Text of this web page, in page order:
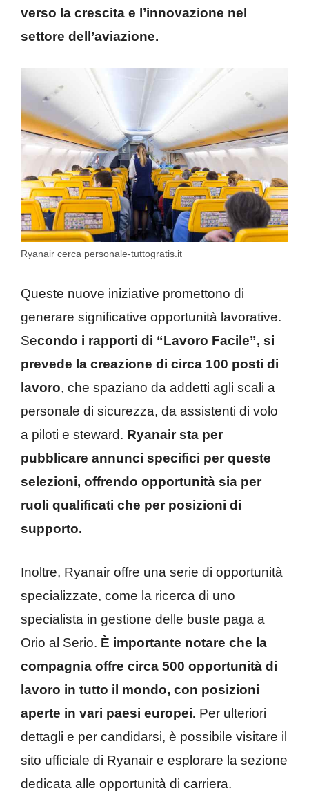
verso la crescita e l’innovazione nel
settore dell’aviazione.
Ryanair cerca personale-tuttogratis.it
Queste nuove iniziative promettono di
generare significative opportunità lavorative.
Secondo i rapporti di “Lavoro Facile”, si
prevede la creazione di circa 100 posti di
lavoro, che spaziano da addetti agli scali a
personale di sicurezza, da assistenti di volo
a piloti e steward. Ryanair sta per
pubblicare annunci specifici per queste
selezioni, offrendo opportunità sia per
ruoli qualificati che per posizioni di
supporto.
Inoltre, Ryanair offre una serie di opportunità
specializzate, come la ricerca di uno
specialista in gestione delle buste paga a
Orio al Serio. È importante notare che la
compagnia offre circa 500 opportunità di
lavoro in tutto il mondo, con posizioni
aperte in vari paesi europei. Per ulteriori
dettagli e per candidarsi, è possibile visitare il
sito ufficiale di Ryanair e esplorare la sezione
dedicata alle opportunità di carriera.